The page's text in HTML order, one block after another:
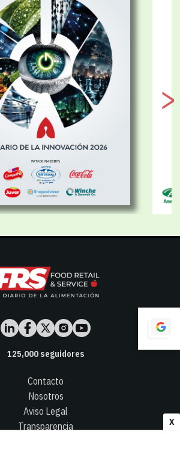
X
125,000seguidores
Contacto
Nosotros
Aviso Legal
Transparencia